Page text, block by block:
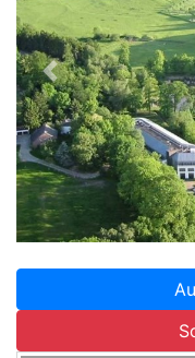
Zurück